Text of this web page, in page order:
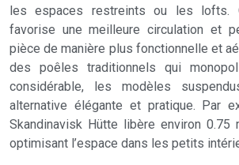
les espaces restreints ou les lofts.
favorise une meilleure circulation et
pièce de manière plus fonctionnelle et
des poêles traditionnels qui
considérable, les modèles
alternative élégante et pratique. Par
Skandinavisk Hütte libère environ 0.75
optimisant l’espace dans les petits